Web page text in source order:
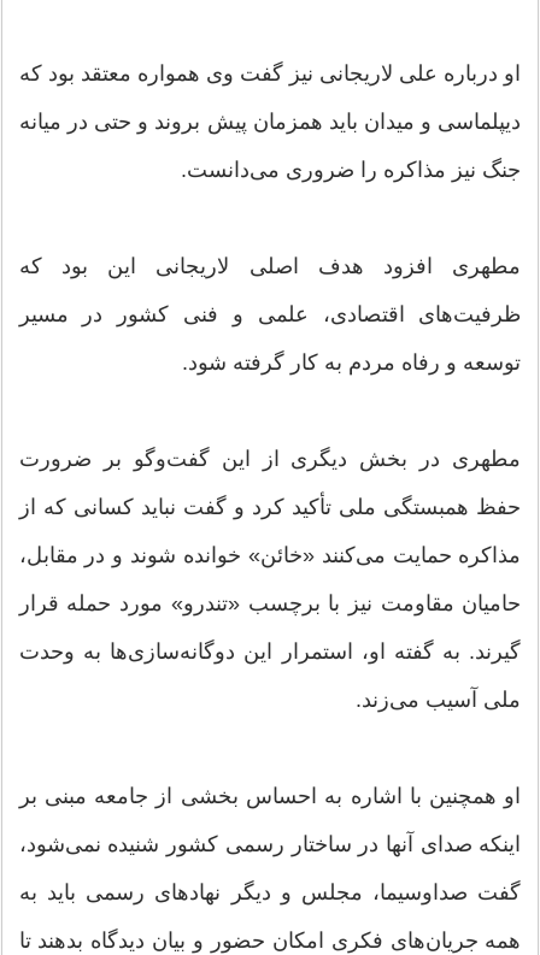
او درباره علی لاریجانی نیز گفت وی همواره معتقد بود که
دیپلماسی و میدان باید همزمان پیش بروند و حتی در میانه
جنگ نیز مذاکره را ضروری می‌دانست.
مطهری افزود هدف اصلی لاریجانی این بود که
ظرفیت‌های اقتصادی، علمی و فنی کشور در مسیر
توسعه و رفاه مردم به کار گرفته شود.
مطهری در بخش دیگری از این گفت‌وگو بر ضرورت
حفظ همبستگی ملی تأکید کرد و گفت نباید کسانی که از
مذاکره حمایت می‌کنند «خائن» خوانده شوند و در مقابل،
حامیان مقاومت نیز با برچسب «تندرو» مورد حمله قرار
گیرند. به گفته او، استمرار این دوگانه‌سازی‌ها به وحدت
ملی آسیب می‌زند.
او همچنین با اشاره به احساس بخشی از جامعه مبنی بر
اینکه صدای آنها در ساختار رسمی کشور شنیده نمی‌شود،
گفت صداوسیما، مجلس و دیگر نهادهای رسمی باید به
همه جریان‌های فکری امکان حضور و بیان دیدگاه بدهند تا